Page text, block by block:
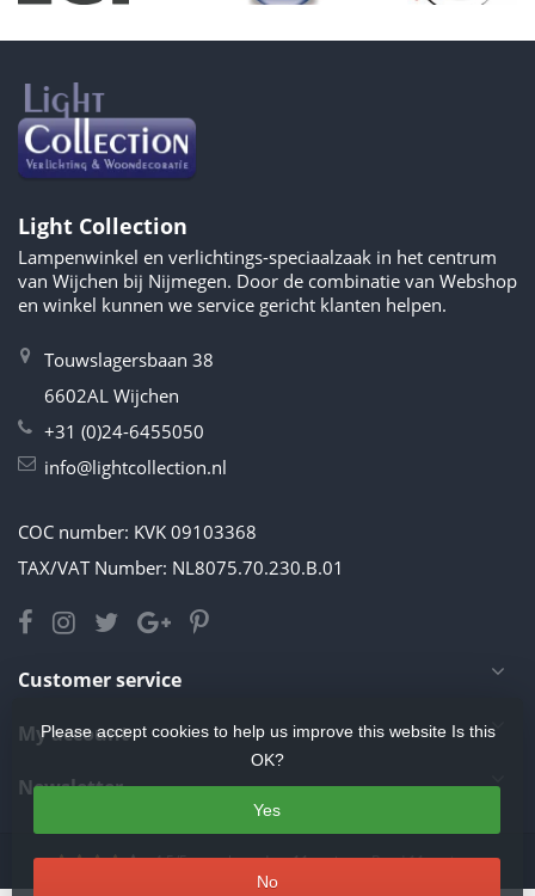
Light Collection
Lampenwinkel en verlichtings-speciaalzaak in het centrum
van Wijchen bij Nijmegen. Door de combinatie van Webshop
en winkel kunnen we service gericht klanten helpen.
Touwslagersbaan 38
6602AL Wijchen
+31 (0)24-6455050
info@lightcollection.nl
COC number: KVK 09103368
TAX/VAT Number: NL8075.70.230.B.01
Customer service
My account
Newsletter
4.5/5stars based on11reviews.Read 11 reviews
Please accept cookies to help us improve this website Is this
OK?
Yes
No